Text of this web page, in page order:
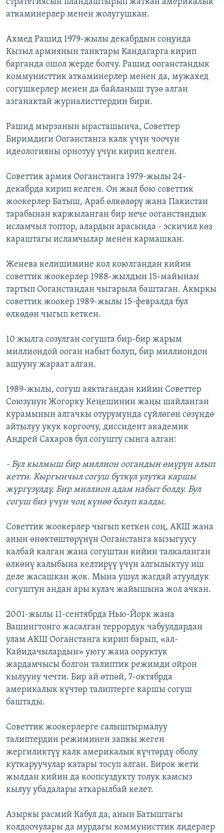
стратегиясын пландаштырып жаткан америкалык
аткаминерлер менен жолугушкан.
Ахмед Рашид 1979-жылы декабрдын соңунда
Кызыл армиянын танктары Кандагарга кирип
барганда ошол жерде болчу. Рашид ооганстандык
коммунисттик аткаминерлер менен да, мужахед
согушкерлер менен да байланыш түзө алган
азганактай журналисттердин бири.
Рашид мырзанын ырасташынча, Советтер
Биримдиги Ооганстанга калк үчүн чоочун
идеологияны орнотуу үчүн кирип келген.
Советтик армия Ооганстанга 1979-жылы 24-
декабрда кирип келген. Он жыл бою советтик
жоокерлер Батыш, Араб өлкөлөрү жана Пакистан
тарабынан каржыланган бир нече ооганстандык
исламчыл топтор, алардын арасында - эскичил көз
караштагы исламчылар менен кармашкан.
Женева келишимине кол коюлгандан кийин
советтик жоокерлер 1988-жылдын 15-майынан
тартып Ооганстандан чыгарыла баштаган. Акыркы
советтик жоокер 1989-жылы 15-февралда бул
өлкөдөн чыгып кеткен.
10 жылга созулган согушта бир-бир жарым
миллиондой ооган набыт болуп, бир миллиондон
ашууну жараат алган.
1989-жылы, согуш аяктагандан кийин Советтер
Союзунун Жогорку Кеңешинин жаңы шайланган
курамынын алгачкы отурумунда сүйлөгөн сөзүндө
айтылуу укук коргоочу, диссидент академик
Андрей Сахаров бул согушту сынга алган:
- Бул кылмыш бир миллион оогандын өмүрүн алып
кетти. Кыргынчыл согуш бүткүл улутка каршы
жүргүзүлдү. Бир миллион адам набыт болду. Бул
согуш биз үчүн чоң күнөө болуп калды.
Советтик жоокерлер чыгып кеткен соң, АКШ жана
анын өнөктөштөрүнүн Ооганстанга кызыгуусу
калбай калган жана согуштан кийин талкаланган
өлкөнү калыбына келтирүү үчүн алгылыктуу иш
деле жасашкан жок. Мына ушул жагдай атуулдук
согуштун андан ары кулач жайышына жол ачкан.
2001-жылы 11-сентябрда Нью-Йорк жана
Вашингтонго жасалган террордук чабуулдардан
улам АКШ Ооганстанга кирип барып, «ал-
Кайидачылардын» уюгу жана ооруктук
жардамчысы болгон талиптик режимди ойрон
кылууну чечти. Бир ай өтпөй, 7-октябрда
америкалык күчтөр талиптерге каршы согуш
баштады.
Советтик жоокерлерге салыштырмалуу
талиптердин режиминен запкы жеген
жергиликтүү калк америкалык күчтөрдү оболу
куткаруучулар катары тосуп алган. Бирок жети
жылдан кийин да коопсуздукту толук камсыз
кылуу убадалары аткарылбай келет.
Азыркы расмий Кабул да, анын Батыштагы
колдоочулары да мурдагы коммунисттик лидерлер